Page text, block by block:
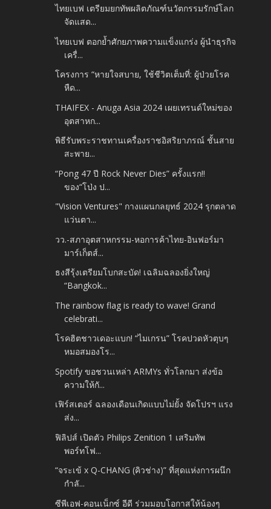
ไทยเบฟ เตรียมยกทัพผลิตภัณฑ์นวัตกรรมรักษ์โลก
จัดแสด...
ไทยเบฟ ตอกย้ำศักยภาพความแข็งแกร่ง ผู้นำธุรกิจ
เครื่...
โครงการ “หายใจสบาย, ใช้ชีวิตเต็มที่: ผู้ป่วยโรค
หืด...
THAIFEX - Anuga Asia 2024 เผยเทรนด์ใหม่ของ
อุตสาหก...
พิธีรับพระราชทานเครื่องราชอิสริยาภรณ์ ชั้นสาย
สะพาย...
“Pong 47 ปี Rock Never Dies” ครั้งแรก!!
ของ“โป่ง ป...
"Vision Ventures" กางแผนกลยุทธ์ 2024 รุกตลาด
แว่นตา...
วว.-สภาอุตสาหกรรม-หอการค้าไทย-อินฟอร์มา
มาร์เก็ตส์...
ธงสีรุ้งเตรียมโบกสะบัด! เฉลิมฉลองยิ่งใหญ่
“Bangkok...
The rainbow flag is ready to wave! Grand
celebrati...
โรคฮิตชาวเดอะแบก! “ไมเกรน” โรคปวดหัวตุบๆ
หมอสมองโร...
Spotify ขอชวนเหล่า ARMYs ทั่วโลกมา ส่งข้อ
ความให้กั...
เฟิร์สเตอร์ ฉลองเดือนเกิดแบบไม่ยั้ง จัดโปรฯ แรง
ส่ง...
ฟิลิปส์ เปิดตัว Philips Zenition 1 เสริมทัพ
พอร์ทโฟ...
“จระเข้ x Q-CHANG (คิวช่าง)” ที่สุดแห่งการผนึก
กำลั...
ซีพีเอฟ-คอนเน็กซ์ อีดี ร่วมมอบโอกาสให้น้องๆ